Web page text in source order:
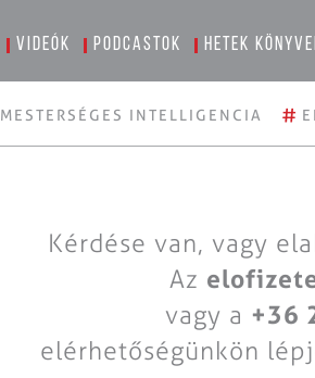
Videók Podcastok Hetek
MESTERSÉGES INTELLIGENCIA #
Kérdése van, vagy
Az
vagy a +36
elérhetőségünkön